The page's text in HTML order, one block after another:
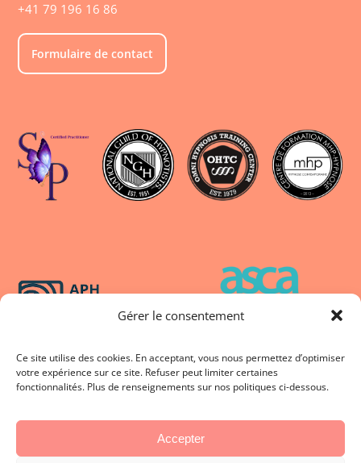
Gérer le consentement
Ce site utilise des cookies. En acceptant, vous nous permettez d’optimiser
votre expérience sur ce site. Refuser peut limiter certaines
fonctionnalités. Plus de renseignements sur nos politiques ci-dessous.
Accepter
+41 79 196 16 86
Formulaire de contact
pour les médecines
Conditions
Politique de cookies
Politique de
Mentions légales